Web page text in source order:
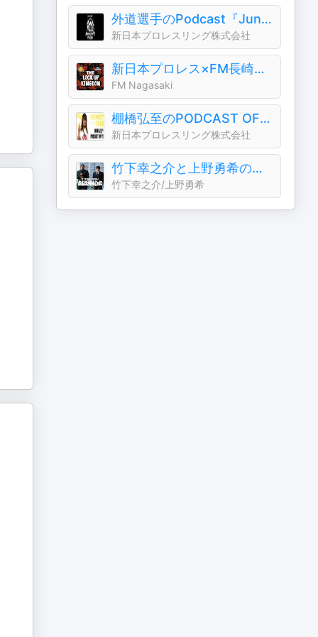
外道選手のPodcast『Junk Yard Radio』
新日本プロレスリング株式会社
新日本プロレス×FM長崎「THE LOCK UP KINGDOM」
FM Nagasaki
棚橋弘至のPODCAST OFF!!
新日本プロレスリング株式会社
竹下幸之介と上野勇希の『なんぼのもんじゃい』
竹下幸之介/上野勇希